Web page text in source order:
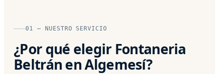
01 — NUESTRO SERVICIO
¿Por qué elegir Fontaneria
Beltrán en Algemesí?